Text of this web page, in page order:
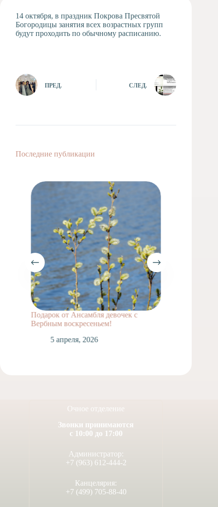
студия
Музыкальное
служба
14 октября, в праздник Покрова Пресвятой
Богородицы занятия всех возрастных групп
будут проходить по обычному расписанию.
ПРЕД. СЛЕД.
Последние публикации
Подарок от Ансамбля девочек с
Вербным воскресеньем!
5 апреля, 2026
Очное отделение
Звонки принимаются
с 10:00 до 17:00
Администратор:
+7 (963) 612-444-2
Канцелярия:
+7 (499) 705-88-40